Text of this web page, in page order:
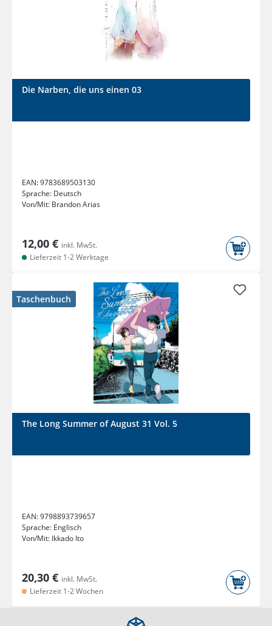
Die Narben, die uns einen 03
EAN:9783689503130
Sprache: Deutsch
Von/Mit: Brandon Arias
12,00 € inkl. MwSt.
Lieferzeit 1-2 Werktage
Taschenbuch
The Long Summer of August 31 Vol. 5
EAN:9798893739657
Sprache: Englisch
Von/Mit: Ikkado Ito
20,30 € inkl. MwSt.
Lieferzeit 1-2 Wochen